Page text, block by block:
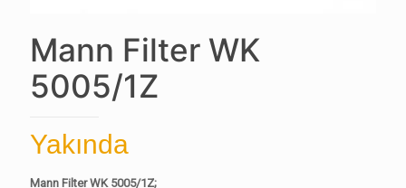
Mann Filter WK
5005/1Z
Yakında
Mann Filter WK 5005/1Z;